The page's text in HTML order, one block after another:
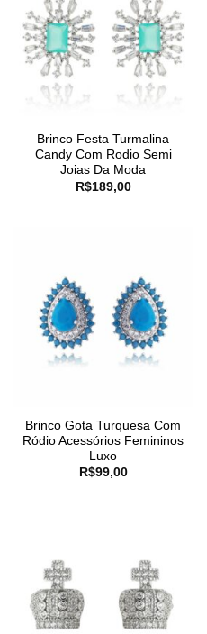
Brinco Festa Turmalina
Candy Com Rodio Semi
Joias Da Moda
R$189,00
Brinco Gota Turquesa Com
Ródio Acessórios Femininos
Luxo
R$99,00